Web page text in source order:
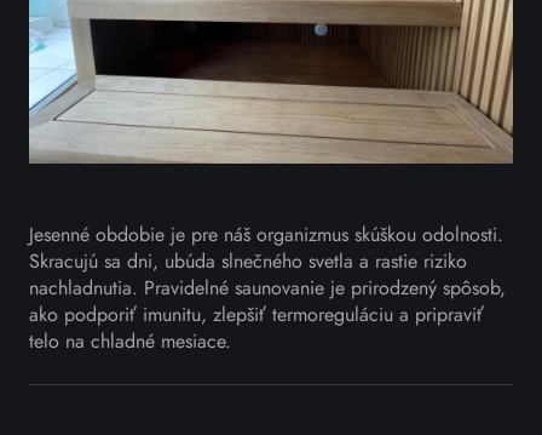
Jesenné obdobie je pre náš organizmus skúškou odolnosti.
Skracujú sa dni, ubúda slnečného svetla a rastie riziko
nachladnutia. Pravidelné saunovanie je prirodzený spôsob,
ako podporiť imunitu, zlepšiť termoreguláciu a pripraviť
telo na chladné mesiace.